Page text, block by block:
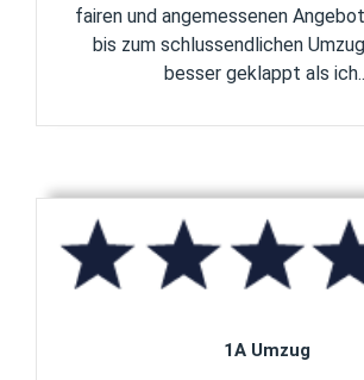
fairen und angemessenen
bis zum schlussendlichen
besser geklappt als
1A Umzug